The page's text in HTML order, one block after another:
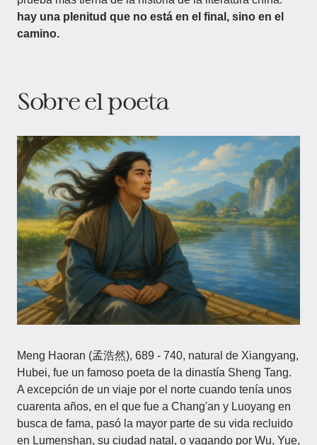
hay una plenitud que no está en el final, sino en el
camino.
Sobre el poeta
Meng Haoran (孟浩然), 689 - 740, natural de Xiangyang,
Hubei, fue un famoso poeta de la dinastía Sheng Tang.
A excepción de un viaje por el norte cuando tenía unos
cuarenta años, en el que fue a Chang'an y Luoyang en
busca de fama, pasó la mayor parte de su vida recluido
en Lumenshan, su ciudad natal, o vagando por Wu, Yue,